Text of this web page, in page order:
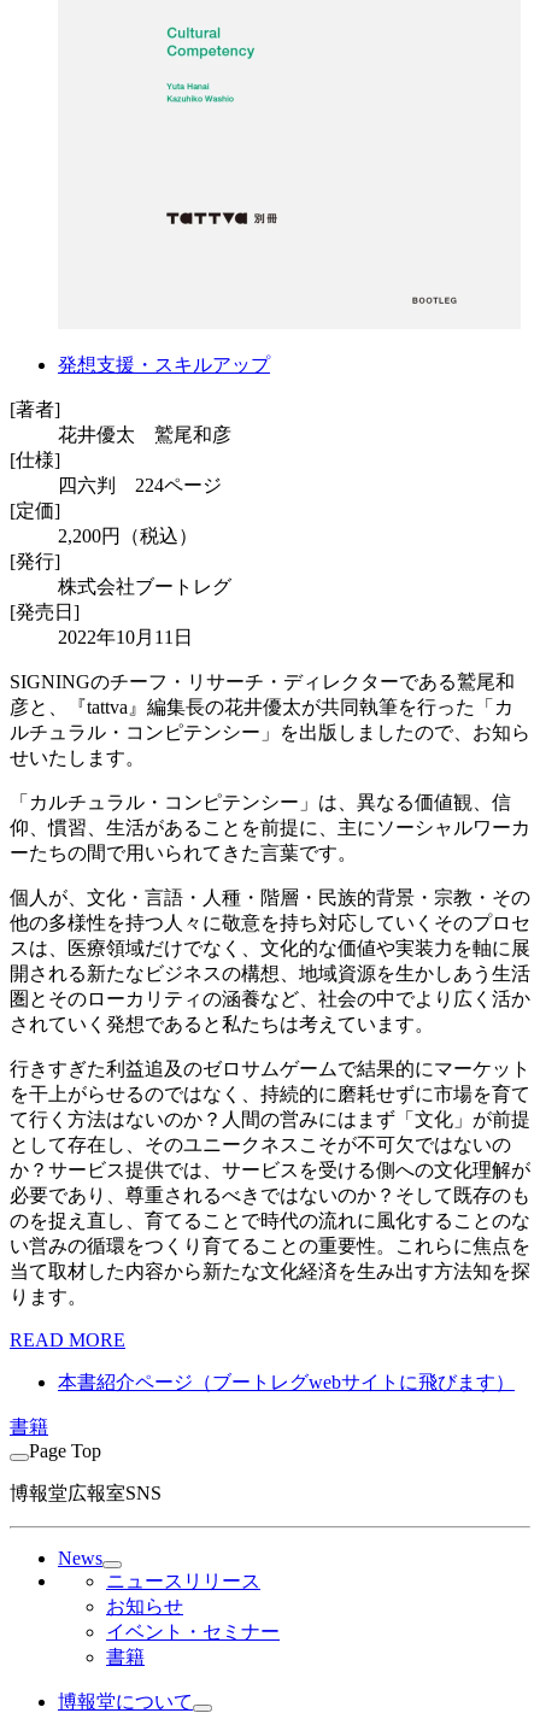
発想支援・スキルアップ
[著者]
花井優太 鷲尾和彦
[仕様]
四六判 224ページ
[定価]
2,200円（税込）
[発行]
株式会社ブートレグ
[発売日]
2022年10月11日
SIGNINGのチーフ・リサーチ・ディレクターである鷲尾和
彦と、『tattva』編集長の花井優太が共同執筆を行った「カ
ルチュラル・コンピテンシー」を出版しましたので、お知ら
せいたします。
「カルチュラル・コンピテンシー」は、異なる価値観、信
仰、慣習、生活があることを前提に、主にソーシャルワーカ
ーたちの間で用いられてきた言葉です。
個人が、文化・言語・人種・階層・民族的背景・宗教・その
他の多様性を持つ人々に敬意を持ち対応していくそのプロセ
スは、医療領域だけでなく、文化的な価値や実装力を軸に展
開される新たなビジネスの構想、地域資源を生かしあう生活
圏とそのローカリティの涵養など、社会の中でより広く活か
されていく発想であると私たちは考えています。
行きすぎた利益追及のゼロサムゲームで結果的にマーケット
を干上がらせるのではなく、持続的に磨耗せずに市場を育て
て行く方法はないのか？人間の営みにはまず「文化」が前提
として存在し、そのユニークネスこそが不可欠ではないの
か？サービス提供では、サービスを受ける側への文化理解が
必要であり、尊重されるべきではないのか？そして既存のも
のを捉え直し、育てることで時代の流れに風化することのな
い営みの循環をつくり育てることの重要性。これらに焦点を
当て取材した内容から新たな文化経済を生み出す方法知を探
ります。
READ MORE
本書紹介ページ（ブートレグwebサイトに飛びます）
書籍
Page Top
博報堂広報室SNS
News
ニュースリリース
お知らせ
イベント・セミナー
書籍
博報堂について